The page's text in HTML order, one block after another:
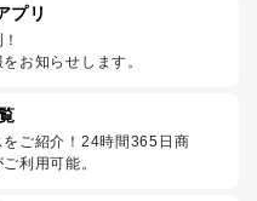
プリ
お知らせします。
ご紹介！24時間365日商
利用可能。